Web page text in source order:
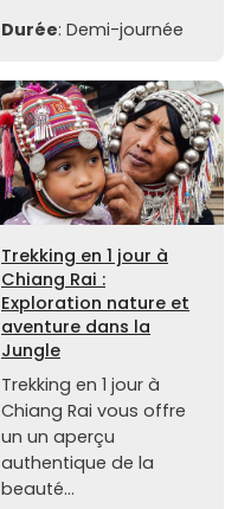
Durée: Demi-journée
Trekking en 1 jour à
Chiang Rai :
Exploration nature et
aventure dans la
Jungle
Trekking en 1 jour à
Chiang Rai vous offre
un un aperçu
authentique de la
beauté...